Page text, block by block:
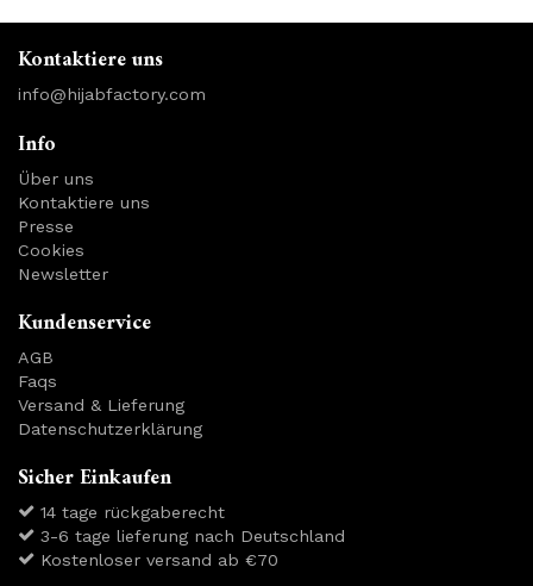
Kontaktiere uns
info@hijabfactory.com
Info
Über uns
Kontaktiere uns
Presse
Cookies
Newsletter
Kundenservice
AGB
Faqs
Versand & Lieferung
Datenschutzerklärung
Sicher Einkaufen
14 tage rückgaberecht
3-6 tage lieferung nach Deutschland
Kostenloser versand ab €70